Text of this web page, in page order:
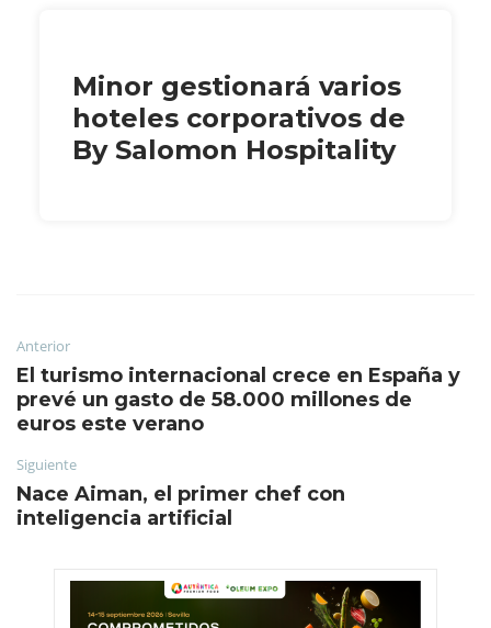
Minor gestionará varios
hoteles corporativos de
By Salomon Hospitality
Anterior
El turismo internacional crece en España y
prevé un gasto de 58.000 millones de
euros este verano
Siguiente
Nace Aiman, el primer chef con
inteligencia artificial